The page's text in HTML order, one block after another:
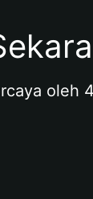
oleh